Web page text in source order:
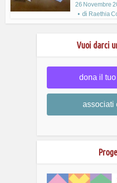
26 Novembre
di Raethia
Vuoi darci
dona il
associati